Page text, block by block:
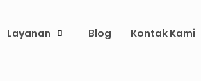
Layanan Blog Kontak Kami